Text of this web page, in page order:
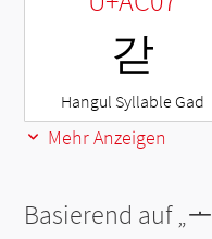
갇
Hangul Syllable Gad
Mehr Anzeigen
Basierend auf „ᅩ